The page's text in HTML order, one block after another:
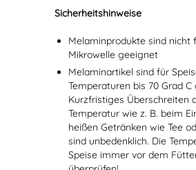
Sicherheitshinweise
Melaminprodukte sind nicht
Mikrowelle geeignet
Melaminartikel sind für
Temperaturen bis 70 Grad C
Kurzfristiges Überschreiten
Temperatur wie z. B. beim
heißen Getränken wie Tee
sind unbedenklich. Die
Speise immer vor dem